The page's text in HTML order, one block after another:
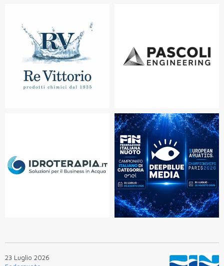
23 Luglio 2026